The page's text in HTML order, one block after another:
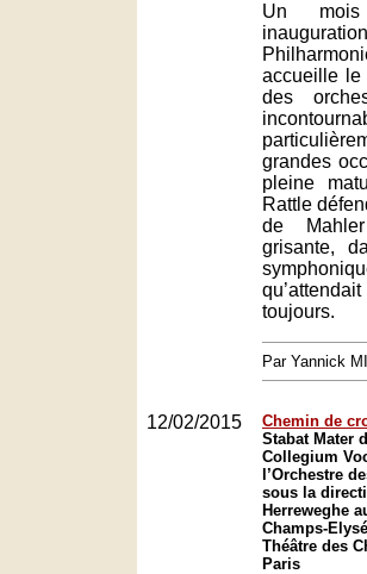
Un
accueille le
des
grandes
pleine
Rattle
de
grisante,
toujours.
Par Yannick
12/02/2015
Chemin de
Stabat Mater
Collegium
l’Orchestre
sous la
Herreweghe
Champs-
Théâtre des
Paris